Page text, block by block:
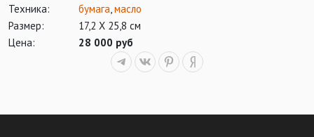
Техника:
бумага,масло
Размер:
17,2 Х 25,8 см
Цена:
28 000 руб